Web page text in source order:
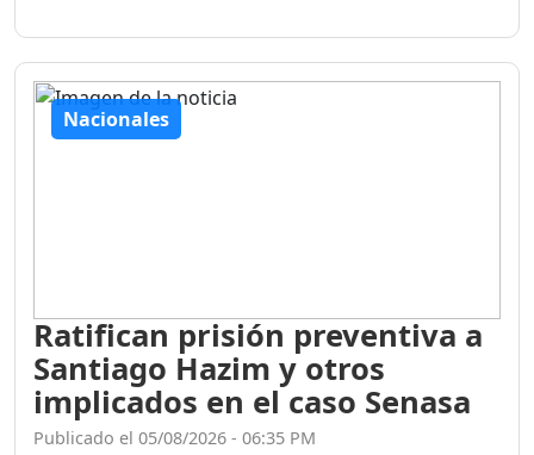
Nacionales
Ratifican prisión preventiva a
Santiago Hazim y otros
implicados en el caso Senasa
Publicado el 05/08/2026 - 06:35 PM